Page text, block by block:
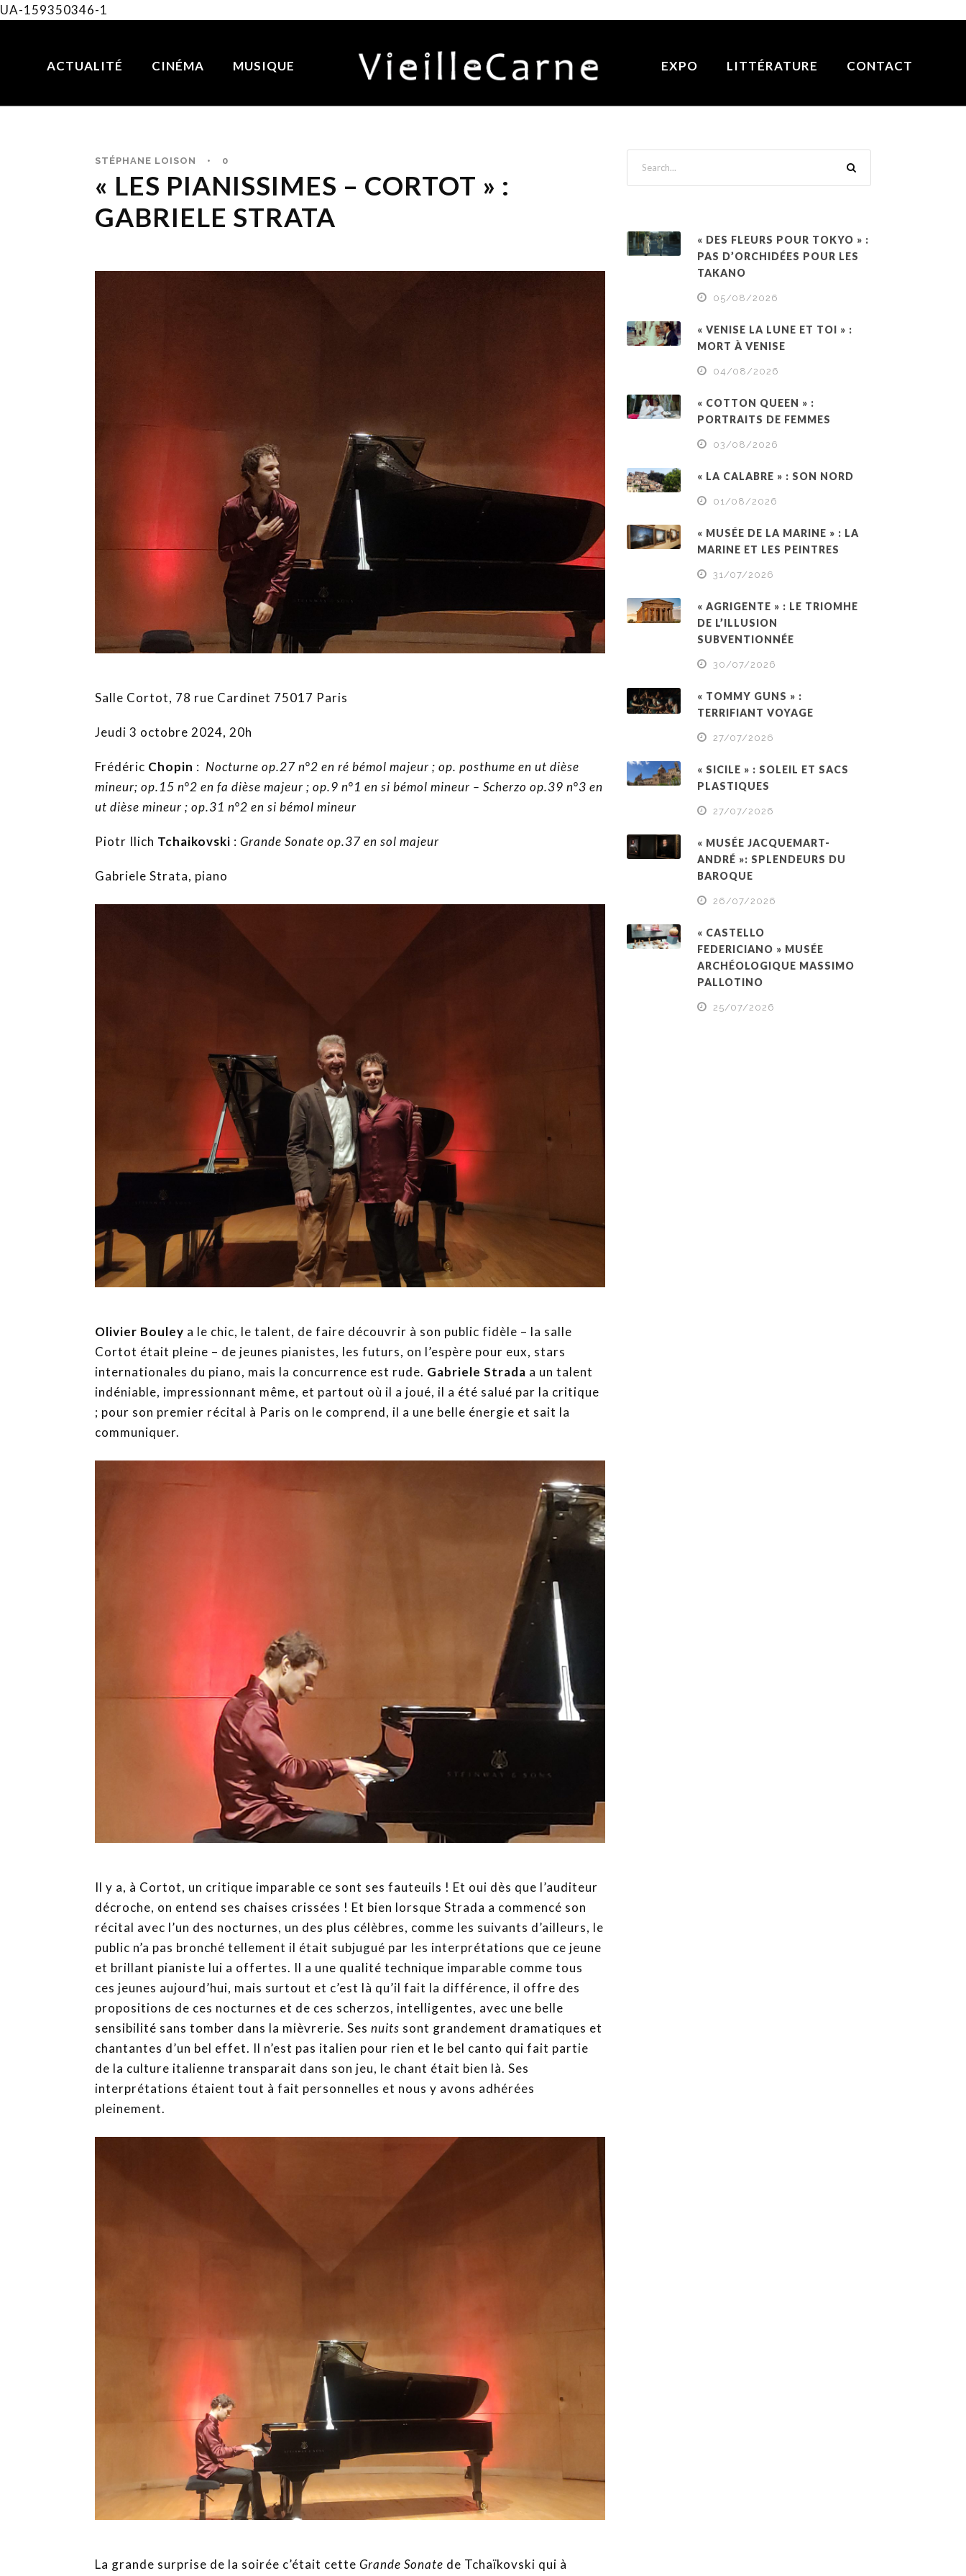
UA-159350346-1
ACTUALITÉ CINÉMA MUSIQUE EXPO LITTÉRATURE CONTACT
STÉPHANE LOISON • 0
« LES PIANISSIMES – CORTOT » :
GABRIELE STRATA
Salle Cortot, 78 rue Cardinet 75017 Paris
Jeudi 3 octobre 2024, 20h
Frédéric Chopin : Nocturne op.27 n°2 en ré bémol majeur ; op. posthume en ut dièse
mineur; op.15 n°2 en fa dièse majeur ; op.9 n°1 en si bémol mineur – Scherzo op.39 n°3 en
ut dièse mineur ; op.31 n°2 en si bémol mineur
Piotr Ilich Tchaikovski : Grande Sonate op.37 en sol majeur
Gabriele Strata, piano
Olivier Bouley a le chic, le talent, de faire découvrir à son public fidèle – la salle
Cortot était pleine – de jeunes pianistes, les futurs, on l’espère pour eux, stars
internationales du piano, mais la concurrence est rude. Gabriele Strada a un talent
indéniable, impressionnant même, et partout où il a joué, il a été salué par la critique
; pour son premier récital à Paris on le comprend, il a une belle énergie et sait la
communiquer.
Il y a, à Cortot, un critique imparable ce sont ses fauteuils ! Et oui dès que l’auditeur
décroche, on entend ses chaises crissées ! Et bien lorsque Strada a commencé son
récital avec l’un des nocturnes, un des plus célèbres, comme les suivants d’ailleurs, le
public n’a pas bronché tellement il était subjugué par les interprétations que ce jeune
et brillant pianiste lui a offertes. Il a une qualité technique imparable comme tous
ces jeunes aujourd’hui, mais surtout et c’est là qu’il fait la différence, il offre des
propositions de ces nocturnes et de ces scherzos, intelligentes, avec une belle
sensibilité sans tomber dans la mièvrerie. Ses nuits sont grandement dramatiques et
chantantes d’un bel effet. Il n’est pas italien pour rien et le bel canto qui fait partie
de la culture italienne transparait dans son jeu, le chant était bien là. Ses
interprétations étaient tout à fait personnelles et nous y avons adhérées
pleinement.
La grande surprise de la soirée c’était cette Grande Sonate de Tchaïkovski qui à
« DES FLEURS POUR TOKYO » :
PAS D’ORCHIDÉES POUR LES
TAKANO
05/08/2026
« VENISE LA LUNE ET TOI » :
MORT À VENISE
04/08/2026
« COTTON QUEEN » :
PORTRAITS DE FEMMES
03/08/2026
« LA CALABRE » : SON NORD
01/08/2026
« MUSÉE DE LA MARINE » : LA
MARINE ET LES PEINTRES
31/07/2026
« AGRIGENTE » : LE TRIOMHE
DE L’ILLUSION
SUBVENTIONNÉE
30/07/2026
« TOMMY GUNS » :
TERRIFIANT VOYAGE
27/07/2026
« SICILE » : SOLEIL ET SACS
PLASTIQUES
27/07/2026
« MUSÉE JACQUEMART-
ANDRÉ »: SPLENDEURS DU
BAROQUE
26/07/2026
« CASTELLO
FEDERICIANO » MUSÉE
ARCHÉOLOGIQUE MASSIMO
PALLOTINO
25/07/2026